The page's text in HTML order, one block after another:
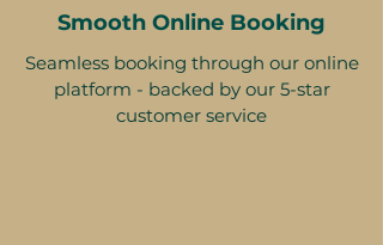
Smooth Online Booking
Seamless booking through our online
platform - backed by our 5-star
customer service